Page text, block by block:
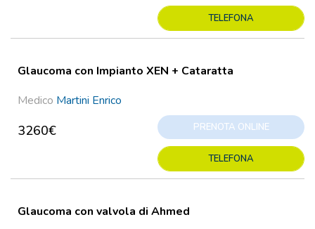
TELEFONA
Glaucoma con Impianto XEN + Cataratta
Medico Martini Enrico
3260€ PRENOTA ONLINE
TELEFONA
Glaucoma con valvola di Ahmed